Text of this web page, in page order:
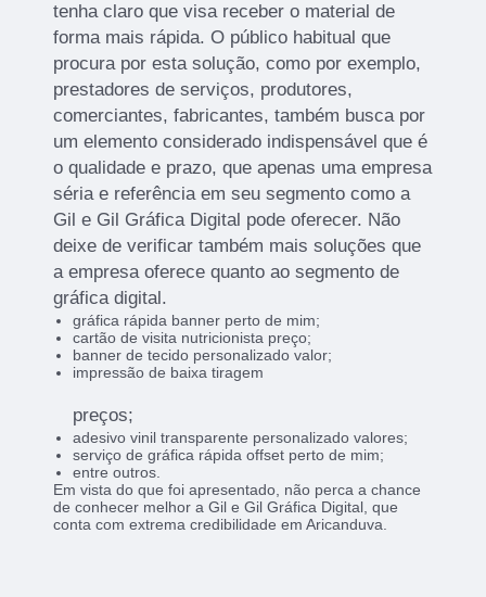
tenha claro que visa receber o material de
forma mais rápida. O público habitual que
procura por esta solução, como por exemplo,
prestadores de serviços, produtores,
comerciantes, fabricantes, também busca por
um elemento considerado indispensável que é
o qualidade e prazo, que apenas uma empresa
séria e referência em seu segmento como a
Gil e Gil Gráfica Digital pode oferecer. Não
deixe de verificar também mais soluções que
a empresa oferece quanto ao segmento de
gráfica digital.
gráfica rápida banner perto de mim;
cartão de visita nutricionista preço;
banner de tecido personalizado valor;
impressão de baixa tiragem
preços;
adesivo vinil transparente personalizado valores;
serviço de gráfica rápida offset perto de mim;
entre outros.
Em vista do que foi apresentado, não perca a chance
de conhecer melhor a Gil e Gil Gráfica Digital, que
conta com extrema credibilidade em Aricanduva.